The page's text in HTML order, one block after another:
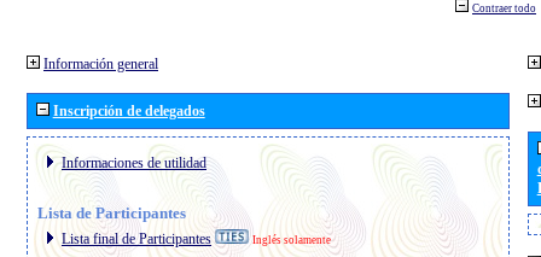
Contraer todo
Información general
Inscripción de delegados
Informaciones de utilidad
Lista de Participantes
Lista final de Participantes Inglés solamente